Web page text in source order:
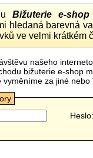
Bižuterie e-shop
hledaná barevná
ve velmi krátkém
našeho
bižuterie e-shop
vyměníme za jiné
Heslo: